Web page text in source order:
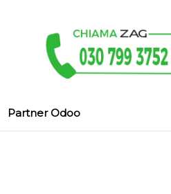
Partner Odoo